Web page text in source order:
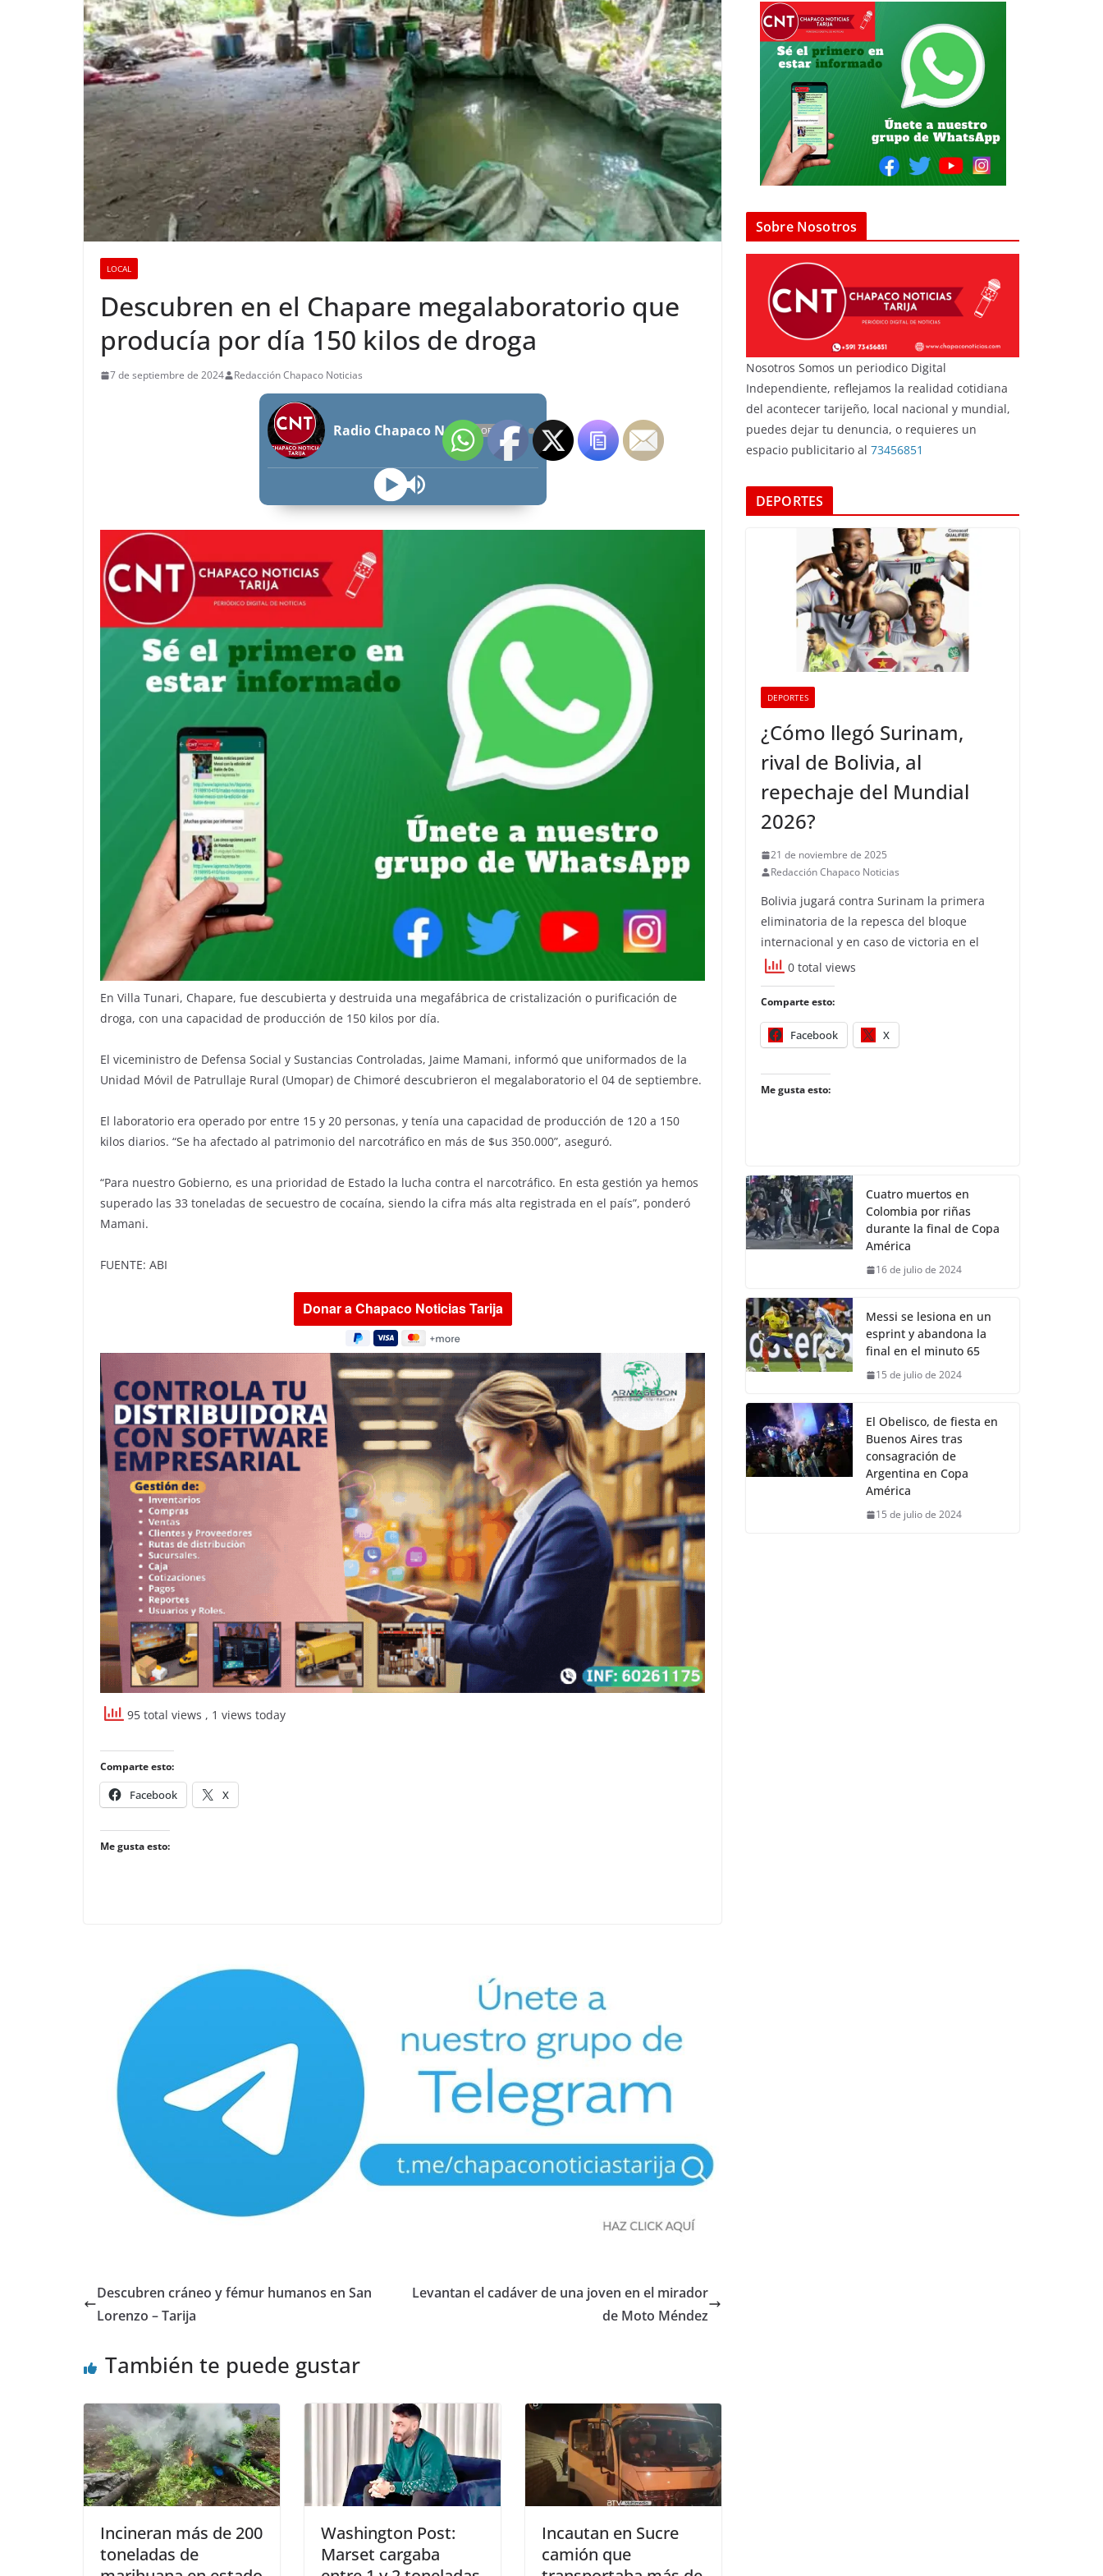
LOCAL
Descubren en el Chapare megalaboratorio que
producía por día 150 kilos de droga
7 de septiembre de 2024 Redacción Chapaco Noticias
Radio Chapaco Noticias Las 24 horas en vivo OFFLINE
En Villa Tunari, Chapare, fue descubierta y destruida una megafábrica de cristalización o purificación de
droga, con una capacidad de producción de 150 kilos por día.
El viceministro de Defensa Social y Sustancias Controladas, Jaime Mamani, informó que uniformados de la
Unidad Móvil de Patrullaje Rural (Umopar) de Chimoré descubrieron el megalaboratorio el 04 de septiembre.
El laboratorio era operado por entre 15 y 20 personas, y tenía una capacidad de producción de 120 a 150
kilos diarios. “Se ha afectado al patrimonio del narcotráfico en más de $us 350.000”, aseguró.
“Para nuestro Gobierno, es una prioridad de Estado la lucha contra el narcotráfico. En esta gestión ya hemos
superado las 33 toneladas de secuestro de cocaína, siendo la cifra más alta registrada en el país”, ponderó
Mamani.
FUENTE: ABI
95 total views , 1 views today
Comparte esto:
Facebook X
Me gusta esto:
Descubren cráneo y fémur humanos en San
Lorenzo – Tarija
Levantan el cadáver de una joven en el mirador
de Moto Méndez
También te puede gustar
Incineran más de 200
toneladas de
Washington Post:
Marset cargaba
Incautan en Sucre
camión que
Sobre Nosotros
Nosotros Somos un periodico Digital
Independiente, reflejamos la realidad cotidiana
del acontecer tarijeño, local nacional y mundial,
puedes dejar tu denuncia, o requieres un
espacio publicitario al 73456851
DEPORTES
DEPORTES
¿Cómo llegó Surinam,
rival de Bolivia, al
repechaje del Mundial
2026?
21 de noviembre de 2025
Redacción Chapaco Noticias
Bolivia jugará contra Surinam la primera
eliminatoria de la repesca del bloque
internacional y en caso de victoria en el
0 total views
Comparte esto:
Facebook X
Me gusta esto:
Cuatro muertos en
Colombia por riñas
durante la final de Copa
América
16 de julio de 2024
Messi se lesiona en un
esprint y abandona la
final en el minuto 65
15 de julio de 2024
El Obelisco, de fiesta en
Buenos Aires tras
consagración de
Argentina en Copa
América
15 de julio de 2024